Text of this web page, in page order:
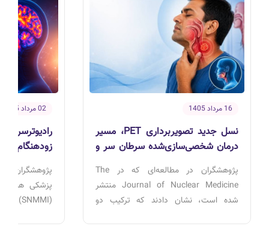
16 مرداد 1405
نسل جدید تصویربرداری PET، مسیر
درمان شخصی‌سازی‌شده سرطان سر و
پژوهشگران در مطالعه‌ای که در The
Journal of Nuclear Medicine منتشر
شده است، نشان دادند که ترکیب دو
02 مرداد 1405
زودهنگام
پژوهشگران
پزشکی